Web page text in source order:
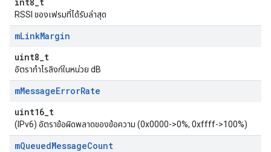
RSSI ของเฟรมที่ได้รับล่าสุด
mLinkMargin
uint8_t
อัตรากำไรลิงก์ในหน่วย dB
mMessageErrorRate
uint16_t
(IPv6) อัตราข้อผิดพลาดของข้อความ (0x0000->0%, 0xffff->100%)
mQueuedMessageCount